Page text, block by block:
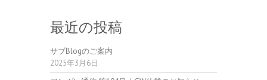
最近の投稿
サブBlogのご案内
2025年3月6日